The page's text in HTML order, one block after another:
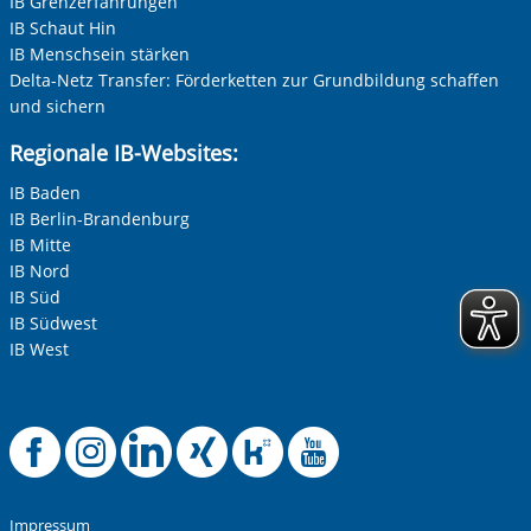
IB Schaut Hin
IB Menschsein stärken
Delta-Netz Transfer: Förderketten zur Grundbildung schaffen
und sichern
Regionale IB-Websites:
IB Baden
IB Berlin-Brandenburg
IB Mitte
IB Nord
IB Süd
IB Südwest
IB West
Offizielle
Offizielle
Offizielle
Offizielle
Offizielle
Impressum